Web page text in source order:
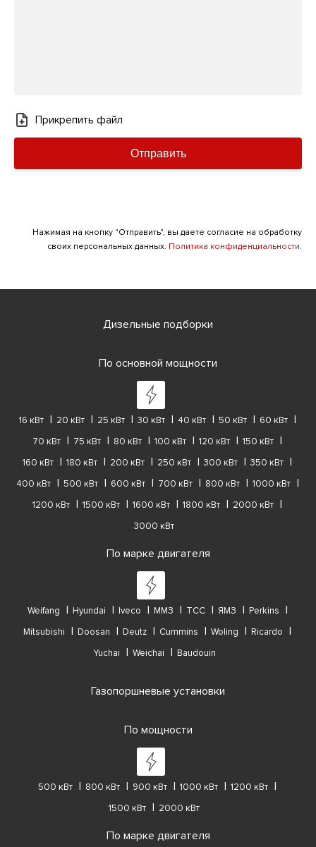
Прикрепить файл
Отправить
Нажимая на кнопку "Отправить", вы даете согласие на обработку
своих персональных данных. Политика конфиденциальности.
Дизельные подборки
По основной мощности
16 кВт 20 кВт 25 кВт 30 кВт 40 кВт 50 кВт
60 кВт
70 кВт
75 кВт 80 кВт 100 кВт 120 кВт
150 кВт
160 кВт
180 кВт 200 кВт 250 кВт 300 кВт
350 кВт
400 кВт
500 кВт 600 кВт 700 кВт 800 кВт
1000 кВт
1200 кВт
1500 кВт 1600 кВт 1800 кВт
2000 кВт
3000 кВт
По марке двигателя
Weifang Hyundai Iveco ММЗ ТСС ЯМЗ
Perkins
Mitsubishi
Doosan Deutz Cummins Woling
Ricardo
Yuchai
Weichai Baudouin
Газопоршневые установки
По мощности
500 кВт 800 кВт 900 кВт 1000 кВт
1200 кВт
1500 кВт
2000 кВт
По марке двигателя